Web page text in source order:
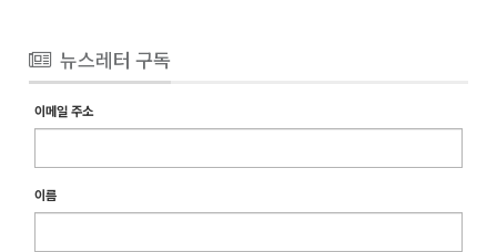
뉴스레터 구독
이메일 주소
이름